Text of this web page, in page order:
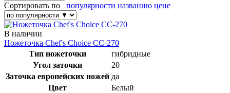
Сортировать по популярности названию цене
В наличии
Ножеточка Chef's Choice CC-270
Тип ножеточки
гибридные
Угол заточки
20
Заточка европейских ножей да
Цвет
Белый